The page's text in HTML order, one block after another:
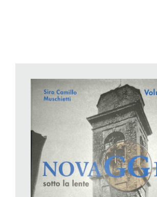
emblema del paese una gazza, volatile con
Novaggio vengono storicamente associati
parte ha la fama di ladro matricolato,
di essere particolarmente chiacchierone).
sorse in paese a proposito del disegno
bozzetto iniziale l’uccello raffigurato
E quindi iniziarono subito discussioni e
estetico…
Ecco: laddove altri volumi simili ospitano
professionisti del settore, questo libro